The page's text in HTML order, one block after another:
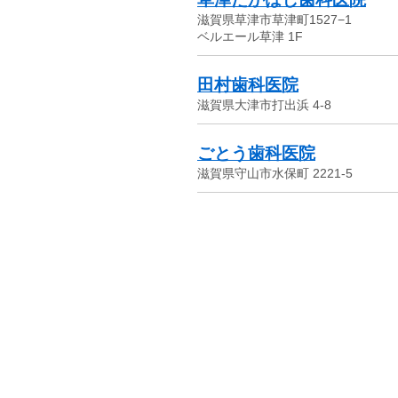
滋賀県草津市草津町1527−1
ベルエール草津 1F
田村歯科医院
滋賀県大津市打出浜 4-8
ごとう歯科医院
滋賀県守山市水保町 2221-5